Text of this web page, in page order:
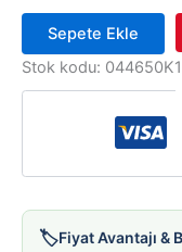
BALATA
ÖN
HILUX
adet
Sepete Ekle
Stok kodu:
🏷️Fiyat Avantajı &